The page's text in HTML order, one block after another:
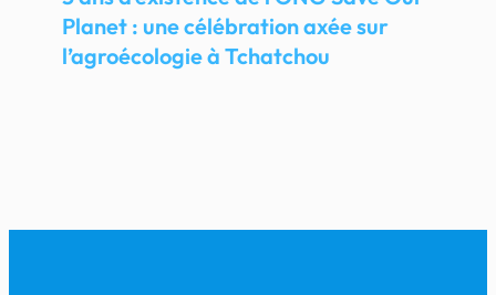
Planet : une célébration axée sur
l’agroécologie à Tchatchou